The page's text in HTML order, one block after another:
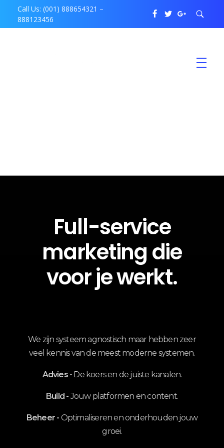
Call Us: (001) 888654321 –
888123456
Full-service
marketing die
voor je werkt.
We zijn systeem agnostisch maar hebben zeer
veel kennis van de meest moderne systemen.
Advies - De koers en de juiste kanalen.
Build -Jouw platformen en content.
Beheer - Optimaliseren en onderhouden jouw
groei.